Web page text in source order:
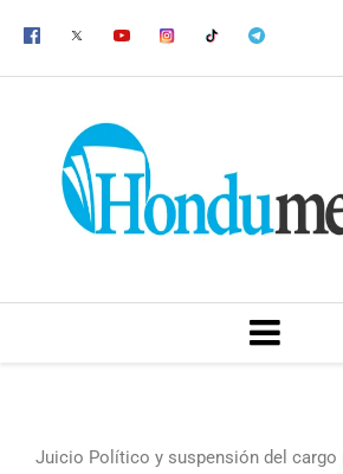
Juicio Político y suspensión del cargo